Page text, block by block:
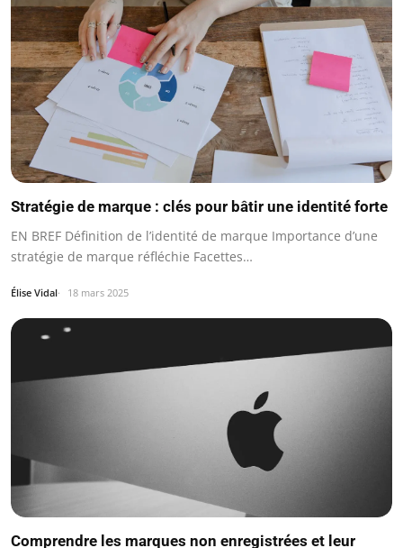
Stratégie de marque : clés pour bâtir une identité forte
EN BREF Définition de l’identité de marque Importance d’une
stratégie de marque réfléchie Facettes…
Élise Vidal 18 mars 2025
Comprendre les marques non enregistrées et leur